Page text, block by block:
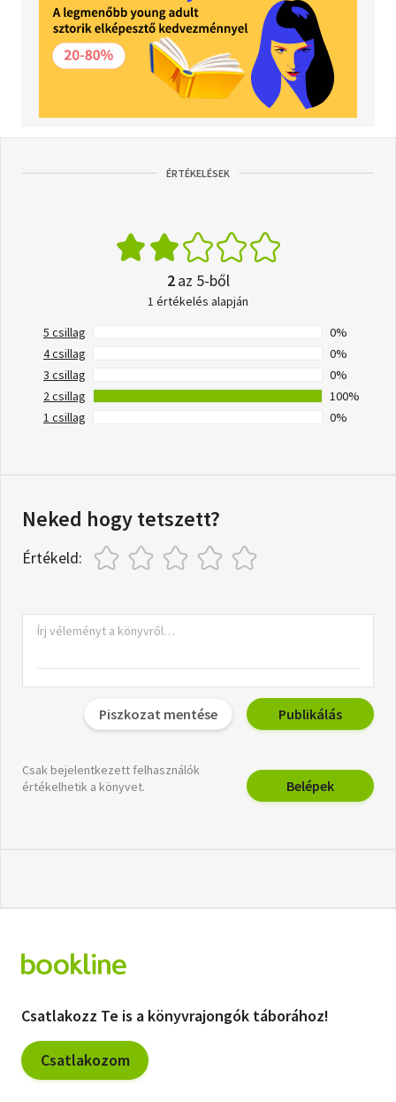
ÉRTÉKELÉSEK
2az 5-ből
1 értékelés alapján
5 csillag
0%
4 csillag
0%
3 csillag
0%
2 csillag
100%
1 csillag
0%
Neked hogy tetszett?
Értékeld:
Piszkozat mentése Publikálás
Csak bejelentkezett felhasználók
értékelhetik a könyvet.
Belépek
Csatlakozz Te is a könyvrajongók táborához!
Csatlakozom